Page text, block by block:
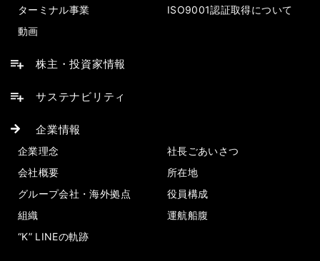
ターミナル事業
ISO9001認証取得について
動画
株主・投資家情報
サステナビリティ
企業情報
企業理念
社長ごあいさつ
会社概要
所在地
グループ会社・海外拠点
役員構成
組織
運航船腹
“K” LINEの軌跡